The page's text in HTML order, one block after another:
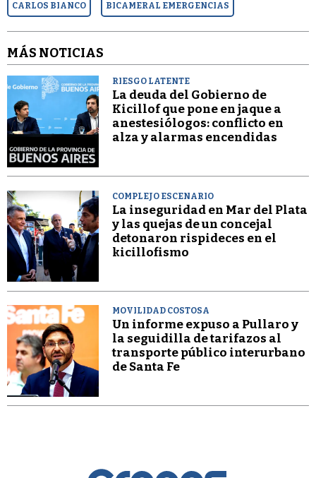
CARLOS BIANCO BICAMERAL EMERGENCIAS
MÁS NOTICIAS
RIESGO LATENTE
La deuda del Gobierno de
Kicillof que pone en jaque a
anestesiólogos: conflicto en
alza y alarmas encendidas
COMPLEJO ESCENARIO
La inseguridad en Mar del Plata
y las quejas de un concejal
detonaron rispideces en el
kicillofismo
MOVILIDAD COSTOSA
Un informe expuso a Pullaro y
la seguidilla de tarifazos al
transporte público interurbano
de Santa Fe